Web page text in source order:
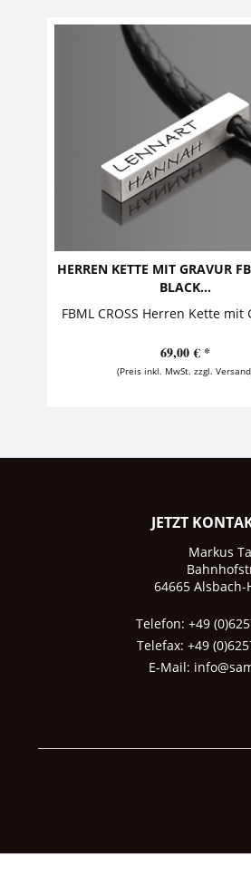
HERREN KETTE MIT GRAVUR
BLACK...
69,00 € *
(Preis inkl. MwSt. zzgl.
JETZT
Markus
64665
Telefon: +49
Telefax: +49
E-Mail: